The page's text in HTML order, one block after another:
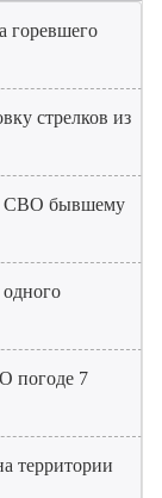
горевшего
стрелков из
СВО бывшему
погоде 7
территории